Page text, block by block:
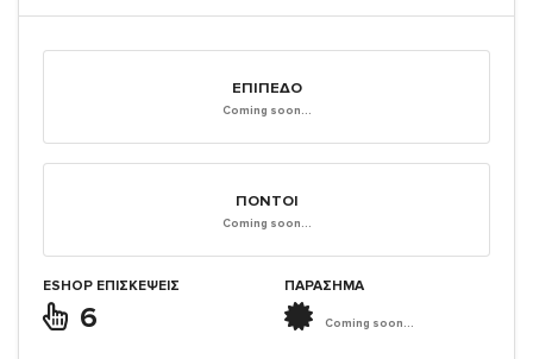
ΕΠΊΠΕΔΟ
Coming soon...
ΠΌΝΤΟΙ
Coming soon...
ESHOP ΕΠΙΣΚΈΨΕΙΣ
6
ΠΑΡΑΣΗΜΑ
Coming soon...